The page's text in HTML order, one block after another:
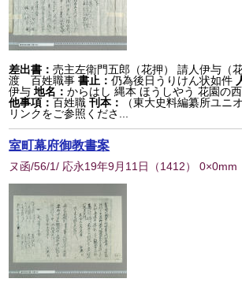
差出書：売主左衛門五郎（花押） 請人伊与（花
渡 百姓職事 書止：仍為後日うりけん状如件
伊与 地名：からはし 縄本 ほうしやう 花園の
他事項：百姓職 刊本：
（東大史料編纂所ユニ
リンクをご参照くださ...
室町幕府御教書案
ヌ函/56/1/ 応永19年9月11日 （1412） 0×0mm